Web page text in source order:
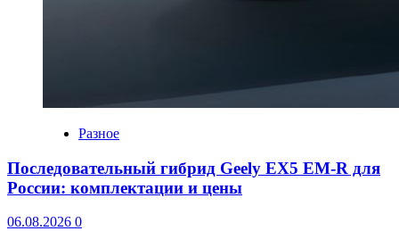
Разное
Последовательный гибрид Geely EX5 EM-R для
России: комплектации и цены
06.08.2026 0